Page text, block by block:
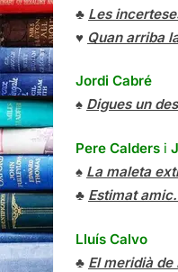
♣ Les
♥ Quan arriba
Jordi Cabré
♠ Digues un
Pere Calders i
♠ La maleta
♣ Estimat
Lluís Calvo
♣ El meridià de